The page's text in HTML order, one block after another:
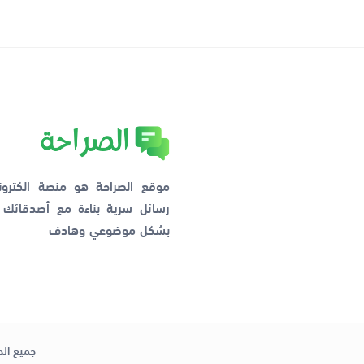
موقع الصراحة هو منصة
رسائل سرية بناءة مع
بشكل موضوعي وهادف
جميع